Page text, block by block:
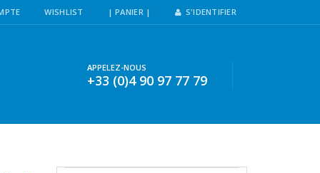
WISHLIST | PANIER | S'IDENTIFIER
APPELEZ-NOUS
+33 (0)4 90 97 77 79